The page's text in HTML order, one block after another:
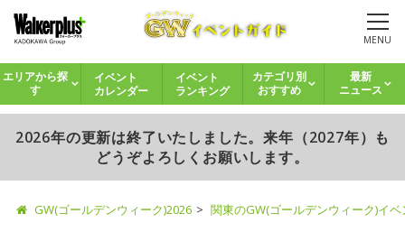
MENU
エリアから探
す
イベント
カレンダー
イベント
ランキング
カテゴリ別
おすすめ
最新
ニュース
2026年の更新は終了いたしました。来年（2027年）も
どうぞよろしくお願いします。
GW(ゴールデンウィーク)2026 関東のGW(ゴールデンウィーク)イ